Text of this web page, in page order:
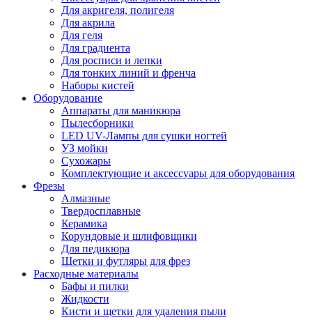
Для акригеля, полигеля
Для акрила
Для геля
Для градиента
Для росписи и лепки
Для тонких линий и френча
Наборы кистей
Оборудование
Аппараты для маникюра
Пылесборники
LED UV-Лампы для сушки ногтей
УЗ мойки
Сухожары
Комплектующие и аксессуары для оборудования
Фрезы
Алмазные
Твердосплавные
Керамика
Корундовые и шлифовщики
Для педикюра
Щетки и футляры для фрез
Расходные материалы
Бафы и пилки
Жидкости
Кисти и щетки для удаления пыли